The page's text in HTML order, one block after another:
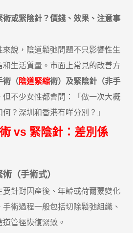
術或緊陰針？價錢、效果、注意事
說，陰道鬆弛問題不只影響性生
和生活質量。市面上常見的改善方
術（ 陰道緊縮術） 及緊陰針（非手
但不少女性都會問：「做一次大概
？深圳和香港有咩分別？」
vs 緊陰針：差別係
（手術式）
針對因產後、年齡或荷爾蒙變化
術過程一般包括切除鬆弛組織、
管徑恢復緊致。